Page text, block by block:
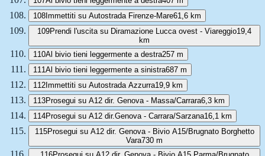
108Immettiti su Autostrada Firenze-Mare61,6 km
109Prendi l'uscita su Diramazione Lucca ovest - Viareggio19,4
km
110Al bivio tieni leggermente a destra257 m
111Al bivio tieni leggermente a sinistra687 m
112Immettiti su Autostrada Azzurra19,9 km
113Prosegui su A12 dir. Genova - Massa/Carrara6,3 km
114Prosegui su A12 dir.Genova - Carrara/Sarzana16,1 km
115Prosegui su A12 dir. Genova - Bivio A15/Brugnato Borghetto
Vara730 m